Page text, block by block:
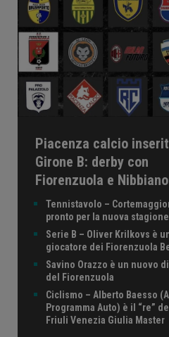
Piacenza calcio
Girone B: derby con
Fiorenzuola e Nibbiano
Tennistavolo –
pronto per la nuova
Serie B – Oliver Krilkovs è
giocatore dei Fiorenzuola
Savino Orazzo è un nuovo
del Fiorenzuola
Ciclismo – Alberto Baesso
Programma Auto) è il “re”
Friuli Venezia Giulia Master